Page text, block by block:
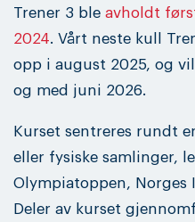
Trener 3 ble avholdt
2024. Vårt neste kull
opp i august 2025, og
og med juni 2026.
Kurset sentreres rundt
eller fysiske samlinger,
Olympiatoppen, Norges
Deler av kurset